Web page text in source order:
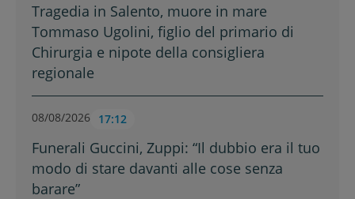
Tragedia in Salento, muore in mare
Tommaso Ugolini, figlio del primario di
Chirurgia e nipote della consigliera
regionale
08/08/2026 17:12
Funerali Guccini, Zuppi: “Il dubbio era il tuo
modo di stare davanti alle cose senza
barare”